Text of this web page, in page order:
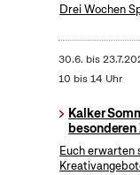
Drei Wochen
30.6. bis
10 bis 14 Uhr
Kalker
Euch erwarten